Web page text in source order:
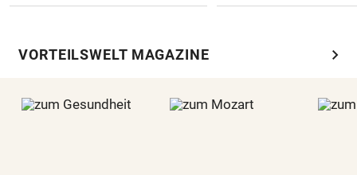
VORTEILSWELT MAGAZINE chevron_right